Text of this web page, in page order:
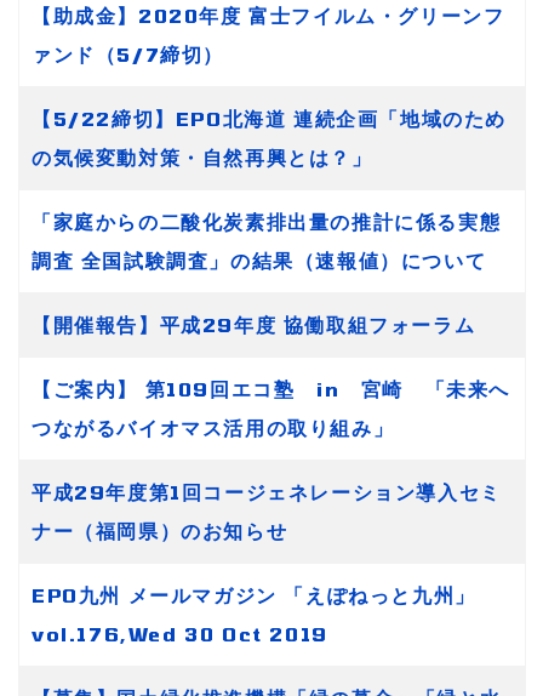
【助成金】2020年度 富士フイルム・グリーンフ
ァンド（5/7締切）
【5/22締切】EPO北海道 連続企画「地域のため
の気候変動対策・自然再興とは？」
「家庭からの二酸化炭素排出量の推計に係る実態
調査 全国試験調査」の結果（速報値）について
【開催報告】平成29年度 協働取組フォーラム
【ご案内】 第109回エコ塾 in 宮崎 「未来へ
つながるバイオマス活用の取り組み」
平成29年度第1回コージェネレーション導入セミ
ナー（福岡県）のお知らせ
EPO九州 メールマガジン 「えぽねっと九州」
vol.176,Wed 30 Oct 2019